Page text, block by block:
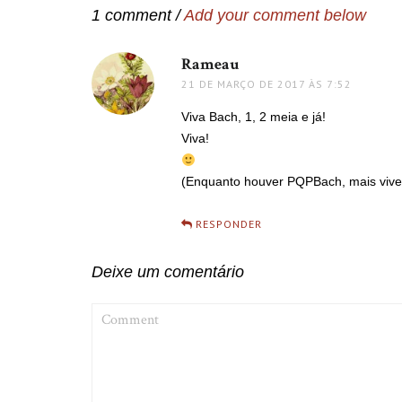
1 comment /Add your comment below
Rameau
21 DE MARÇO DE 2017 ÀS 7:52
Viva Bach, 1, 2 meia e já!
Viva!
(Enquanto houver PQPBach, mais
RESPONDER
Deixe um comentário